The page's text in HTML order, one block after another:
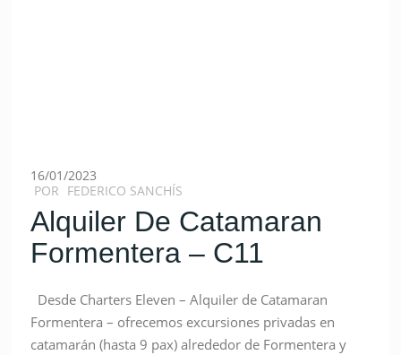
16/01/2023
POR FEDERICO SANCHÍS
Alquiler De Catamaran
Formentera – C11
Desde Charters Eleven – Alquiler de Catamaran
Formentera – ofrecemos excursiones privadas en
catamarán (hasta 9 pax) alrededor de Formentera y